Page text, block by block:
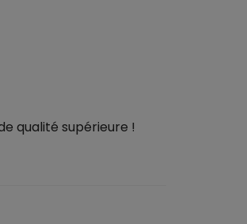
qualité supérieure !